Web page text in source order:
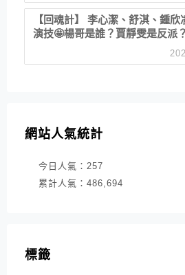
【回魂計】 李心潔、舒淇、鍾欣
演技🤩楊哥是誰？賈靜雯是反派
網站人氣統計
今日人氣： 257
累計人氣： 486,694
標籤